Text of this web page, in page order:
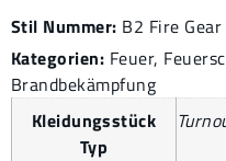
Stil Nummer: B2 Fire Gear
Kategorien: Feuer,
Brandbekämpfung
Kleidungsstück
Typ